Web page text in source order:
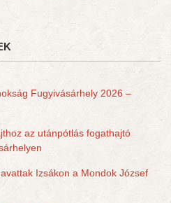
Fugyivásárhely 2026 –
az utánpótlás fogathajtó
Izsákon a Mondok József